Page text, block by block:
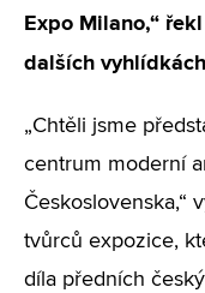
Expo Milano,“
dalších
„Chtěli jsme
centrum moderní
Československa,“
tvůrců expozice,
díla předních